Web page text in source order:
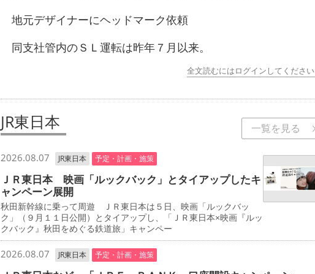
地元デザイナーにヘッドマーク依頼
同支社管内のＳＬ運転は昨年７月以来。
全文読むにはログインしてください
JR東日本 一覧を見る
2026.08.07 JR東日本 予定・計画・施策
ＪＲ東日本 映画「ルックバック」とタイアップしたキ
ャンペーン展開
秋田新幹線に乗って周遊 ＪＲ東日本は５日、映画「ルックバッ
ク」（９月１１日公開）とタイアップし、「ＪＲ東日本×映画『ルッ
クバック』秋田をめぐる鉄道旅」キャンペー
2026.08.07 JR東日本 予定・計画・施策